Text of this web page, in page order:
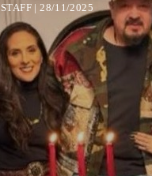
STAFF | 28/11/2025